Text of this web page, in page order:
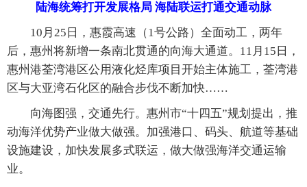
陆海统筹打开发展格局 海陆联运打通交通动脉
10月25日，惠霞高速（1号公路）全面动工，两年
后，惠州将新增一条南北贯通的向海大通道。11月15日，
惠州港荃湾港区公用液化烃库项目开始主体施工，荃湾港
区与大亚湾石化区的融合步伐不断加快……
向海图强，交通先行。惠州市“十四五”规划提出，推
动海洋优势产业做大做强。加强港口、码头、航道等基础
设施建设，加快发展多式联运，做大做强海洋交通运输
业。